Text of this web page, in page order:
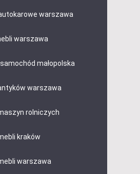
warszawa
warszawa
małopolska
warszawa
rolniczych
kraków
warszawa